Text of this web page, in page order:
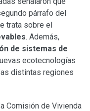
párrafo del
trata sobre el
. Además,
de sistemas de
ecotecnologías
distintas regiones
Comisión de Vivienda